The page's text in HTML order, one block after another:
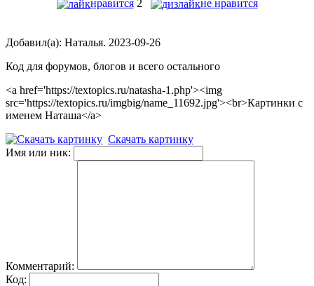
нравится 2 не нравится
Добавил(а): Наталья. 2023-09-26
Код для форумов, блогов и всего остального
<a href='https://textopics.ru/natasha-1.php'><img
src='https://textopics.ru/imgbig/name_11692.jpg'><br>Картинки с
именем Наташа</a>
Скачать картинку
Имя или ник:
Комментарий:
Код: